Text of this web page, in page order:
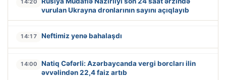
vurulan Ukrayna dronlarının sayını açıqlayıb
14:17 Neftimiz yenə bahalaşdı
14:00
Natiq Cəfərli: Azərbaycanda vergi borcları ilin
əvvəlindən 22,4 faiz artıb